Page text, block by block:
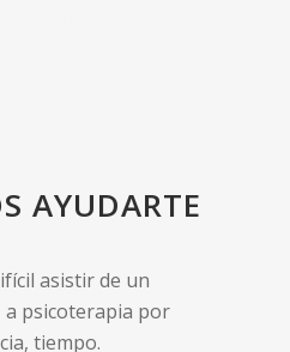
AYUDARTE
asistir de un
a psicoterapia por
tiempo.